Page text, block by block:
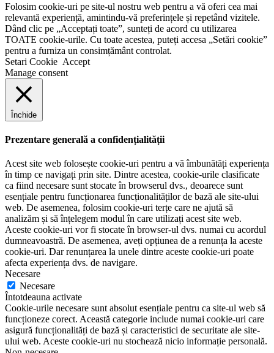
Folosim cookie-uri pe site-ul nostru web pentru a vă oferi cea mai
relevantă experiență, amintindu-vă preferințele și repetând vizitele.
Dând clic pe „Acceptați toate”, sunteți de acord cu utilizarea
TOATE cookie-urile. Cu toate acestea, puteți accesa „Setări cookie”
pentru a furniza un consimțământ controlat.
Setari Cookie Accept
Manage consent
Închide
Prezentare generală a confidențialității
Acest site web folosește cookie-uri pentru a vă îmbunătăți experiența
în timp ce navigați prin site. Dintre acestea, cookie-urile clasificate
ca fiind necesare sunt stocate în browserul dvs., deoarece sunt
esențiale pentru funcționarea funcționalităților de bază ale site-ului
web. De asemenea, folosim cookie-uri terțe care ne ajută să
analizăm și să înțelegem modul în care utilizați acest site web.
Aceste cookie-uri vor fi stocate în browser-ul dvs. numai cu acordul
dumneavoastră. De asemenea, aveți opțiunea de a renunța la aceste
cookie-uri. Dar renunțarea la unele dintre aceste cookie-uri poate
afecta experiența dvs. de navigare.
Necesare
Necesare
Întotdeauna activate
Cookie-urile necesare sunt absolut esențiale pentru ca site-ul web să
funcționeze corect. Această categorie include numai cookie-uri care
asigură funcționalități de bază și caracteristici de securitate ale site-
ului web. Aceste cookie-uri nu stochează nicio informație personală.